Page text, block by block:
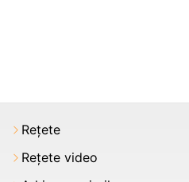
Rețete
Rețete video